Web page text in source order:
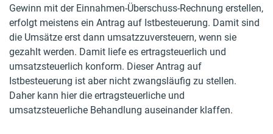
Gewinn mit der Einnahmen-Überschuss-Rechnung erstellen,
erfolgt meistens ein Antrag auf Istbesteuerung. Damit sind
die Umsätze erst dann umsatzzuversteuern, wenn sie
gezahlt werden. Damit liefe es ertragsteuerlich und
umsatzsteuerlich konform. Dieser Antrag auf
Istbesteuerung ist aber nicht zwangsläufig zu stellen.
Daher kann hier die ertragsteuerliche und
umsatzsteuerliche Behandlung auseinander klaffen.